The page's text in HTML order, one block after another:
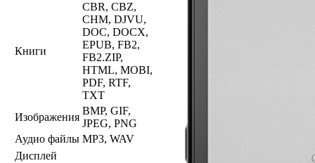
Книги
CBR, CBZ,
CHM, DJVU,
DOC, DOCX,
EPUB, FB2,
FB2.ZIP,
HTML, MOBI,
PDF, RTF,
TXT
Изображения
BMP, GIF,
JPEG, PNG
Аудио файлы MP3, WAV
Дисплей